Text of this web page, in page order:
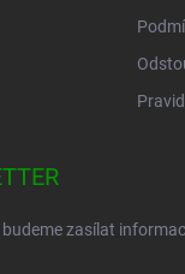
zasílat